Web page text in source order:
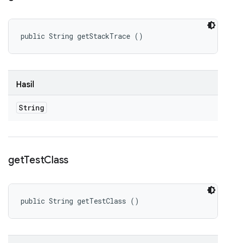
public String getStackTrace ()
Hasil
String
getTestClass
public String getTestClass ()